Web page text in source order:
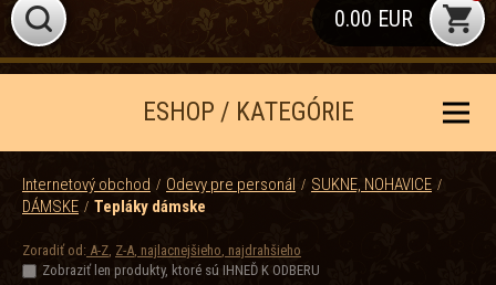
0.00 EUR
ESHOP / KATEGÓRIE
Internetový obchod Odevy pre personál
SUKNE, NOHAVICE
DÁMSKE
Tepláky dámske
Zoradiť od: A-Z, Z-A, najlacnejšieho, najdrahšieho
Zobraziť len produkty, ktoré sú IHNEĎ K ODBERU